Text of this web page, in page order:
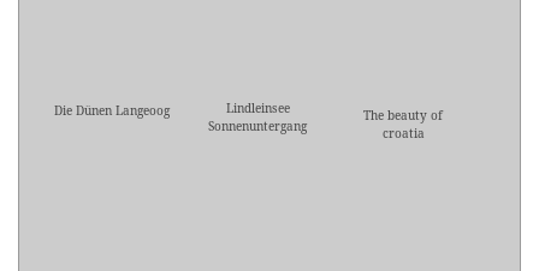
Die Dünen Langeoog
Lindleinsee
Sonnenuntergang
The beauty of
croatia